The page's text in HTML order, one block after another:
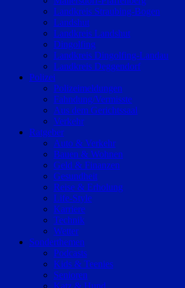
Landkreis Straubing-Bogen
Landshut
Landkreis Landshut
Dingolfing
Landkreis Dingolfing-Landau
Landkreis Deggendorf
Polizei
Polizeimeldungen
Fahndung/Vermisste
Aus dem Gerichtssaal
Verkehr
Ratgeber
Auto & Verkehr
Bauen & Wohnen
Geld & Finanzen
Gesundheit
Reise & Erholung
Life-Style
Karriere
Technik
Wetter
Sonderthemen
Podcasts
Kids & Teenies
Senioren
Katz & Hund